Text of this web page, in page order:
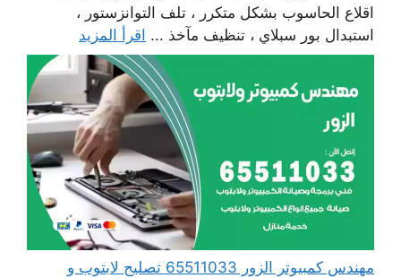
اقلاع الحاسوب بشكل متكرر ، تلف التوانزستور ،
استبدال بور سبلاي ، تنظيف مآخذ ... اقرأ المزيد
مهندس كمبيوتر الزور 65511033 تصليح لابتوب و